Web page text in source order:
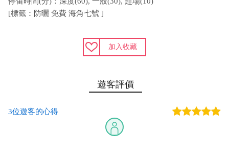
[標籤：防曬 免費 海角七號 ]
加入收藏
遊客評價
3位遊客的心得